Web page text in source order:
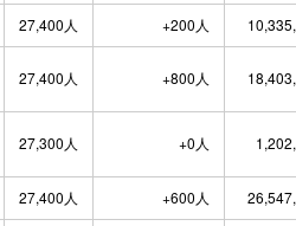
27,400人 +200人
27,400人 +800人
27,300人 +0人
27,400人 +600人